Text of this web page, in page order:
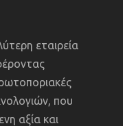
εταιρεία
που
αξία και